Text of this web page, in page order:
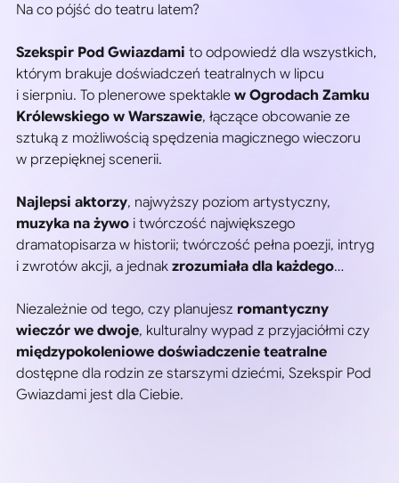
Na co pójść do teatru latem?
Szekspir Pod Gwiazdami to odpowiedź dla wszystkich,
którym brakuje doświadczeń teatralnych w lipcu
i sierpniu. To plenerowe spektakle w Ogrodach Zamku
Królewskiego w Warszawie, łączące obcowanie ze
sztuką z możliwością spędzenia magicznego wieczoru
w przepięknej scenerii.
Najlepsi aktorzy, najwyższy poziom artystyczny,
muzyka na żywoi twórczość największego
dramatopisarza w historii; twórczość pełna poezji, intryg
i zwrotów akcji, a jednak zrozumiała dla każdego…
Niezależnie od tego, czy planujesz romantyczny
wieczór we dwoje, kulturalny wypad z przyjaciółmi czy
międzypokoleniowe doświadczenie teatralne
dostępne dla rodzin ze starszymi dziećmi, Szekspir Pod
Gwiazdami jest dla Ciebie.